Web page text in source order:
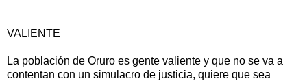
VALIENTE
La población de Oruro es gente valiente y que no se va a
contentan con un simulacro de justicia, quiere que sea